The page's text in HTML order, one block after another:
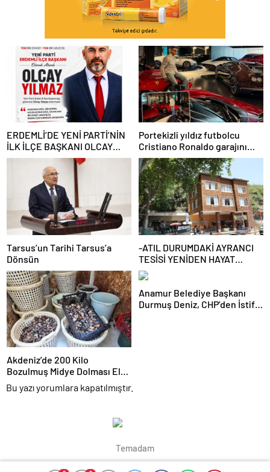
ERDEMLİ’DE YENİ PARTİ’NİN
İLK İLÇE BAŞKANI OLCAY
YILMAZ OLDU
Portekizli yıldız futbolcu
Cristiano Ronaldo garajını
açtı,
Tarsus’un Tarihi Tarsus’a
Dönsün
-ATIL DURUMDAKİ AYRANCI
TESİSİ YENİDEN HAYAT
BULUYOR
Akdeniz’de 200 Kilo
Bozulmuş Midye Dolması Ele
Geçirildi
Anamur Belediye Başkanı
Durmuş Deniz, CHP’den İstifa
Bu yazı yorumlara kapatılmıştır.
Temadam